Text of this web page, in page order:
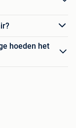
hoeden het